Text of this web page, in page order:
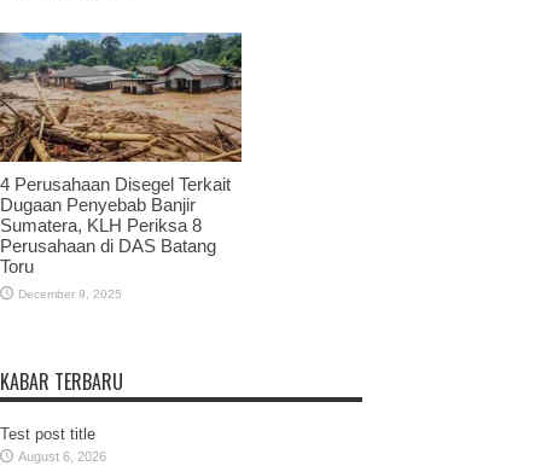
4 Perusahaan Disegel Terkait
Dugaan Penyebab Banjir
Sumatera, KLH Periksa 8
Perusahaan di DAS Batang
Toru
December 9, 2025
KABAR TERBARU
Test post title
August 6, 2026